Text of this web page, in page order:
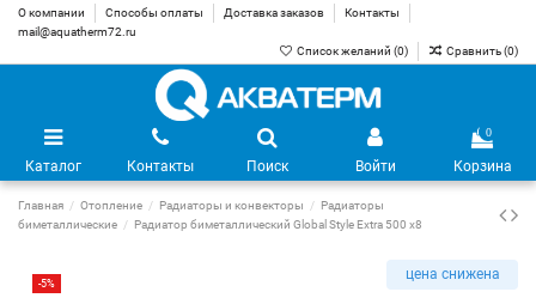
О компании Способы оплаты Доставка заказов
Контакты
mail@aquatherm72.ru
Список желаний (0) Сравнить (0)
Каталог Контакты Поиск Войти
0
Корзина
Главная Отопление Радиаторы и конвекторы
Радиаторы
биметаллические
Радиатор биметаллический Global Style Extra 500 х8
-5%
цена снижена